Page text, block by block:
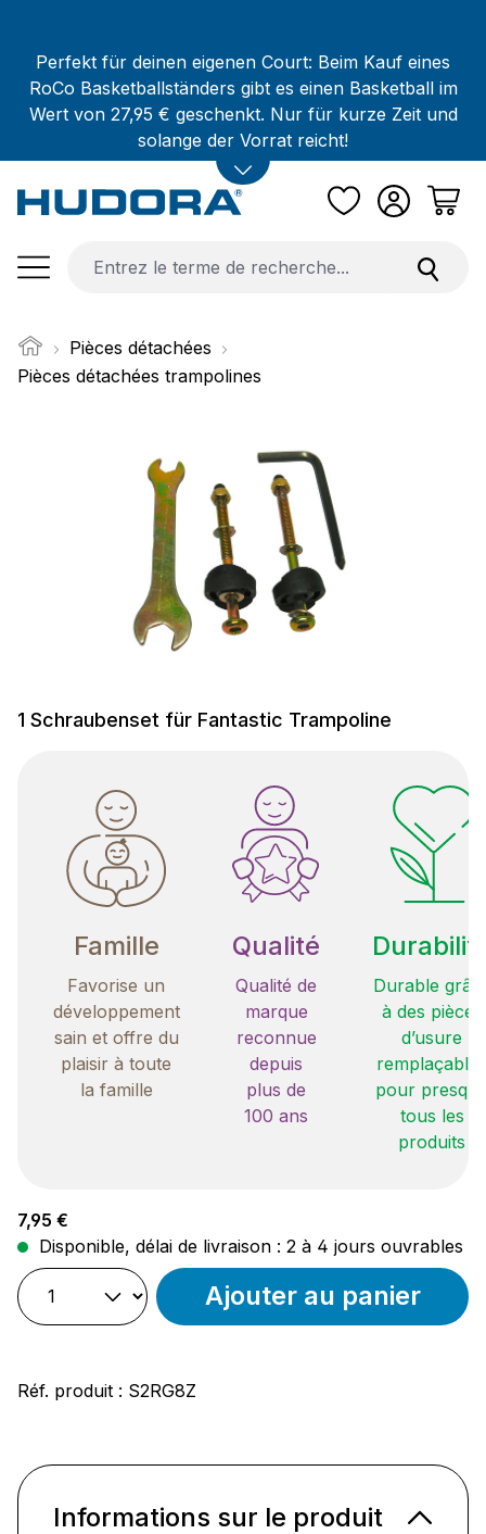
Perfekt für deinen eigenen Court: Beim Kauf eines
RoCo Basketballständers gibt es einen Basketball im
Wert von 27,95 € geschenkt. Nur für kurze Zeit und
solange der Vorrat reicht!
Pièces détachées
Pièces détachées trampolines
1 Schraubenset für Fantastic Trampoline
Famille
Favorise un
développement
sain et offre du
plaisir à toute
la famille
Qualité
Qualité de
marque
reconnue
depuis
plus de
100 ans
Durable
à des pièces
d’usure
remplaçables
pour
tous les
produits
Prix régulier :
7,95 €
Disponible, délai de livraison : 2 à 4 jours ouvrables
Ajouter au panier
Réf. produit : S2RG8Z
Informations sur le produit